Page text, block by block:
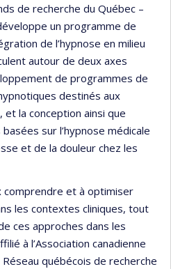
de recherche du Québec –
un programme de
de l’hypnose en milieu
autour de deux axes
de programmes de
destinés aux
la conception ainsi que
sur l’hypnose médicale
et de la douleur chez les
comprendre et à optimiser
les contextes cliniques, tout
ces approches dans les
à l’Association canadienne
québécois de recherche